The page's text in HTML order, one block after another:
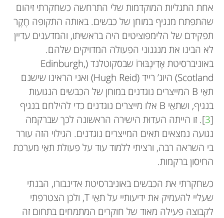
אחת התגליות המוקדמות שלי התרחשה כשחקרתי זיהום
שהתפתח מנגיף במוחן של כבשים. באותה התקופה חֶקֶר
תפקידם של הלימפוציטים היה בראשיתו, והמדענים עדיין
לא הבינו את מנגנוני הפעולה המדויקים שלהם.
באוניברסיטת אֶדִינְבּוּרוֹ שבסקוטלנד (Edinburgh,
Scotland) היוג’ רייד (Hugh Reid) ואני הראינו שישנם
תאֵי B המייצרים נוגדנים במוחן של הכבשים הנגועות
בנגיף, ושתאֵי B אלו מייצרים נוגדנים כדי להילחם בנגיף
[
3]. זו הייתה העדוּת הישירה הראשונה לכך שברקמה
נגועה נמצאים תאים המייצרים נוגדנים. הגילוי הזה עורר
בי השראה רבה, ורציתי ללמוד עוד על פעולת תאֵי מערכת
החיסון ברקמות.
כשחקרתי את הכבשים באוניברסיטת אדינבורו, הבנתי
שעליי להעמיק את ידיעותיי על תאֵי T, ולכן הצטרפתי
לקבוצה פעילה מאוד של חוקרים המתמחים בתחום זה